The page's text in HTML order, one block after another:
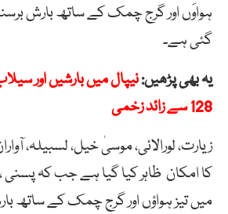
ہواوَں اور گرج چمک کے ساتھ بارش
گئی ہے۔
یہ بھی پڑھیں:
128 سے زائد زخمی
زیارت، لورالائی، موسیٰ خیل، لسبیلہ،
کا امکان ظاہر کیا گیا ہے جب کہ پسنی
میں تیز ہواؤں اور گرج چمک کے ساتھ